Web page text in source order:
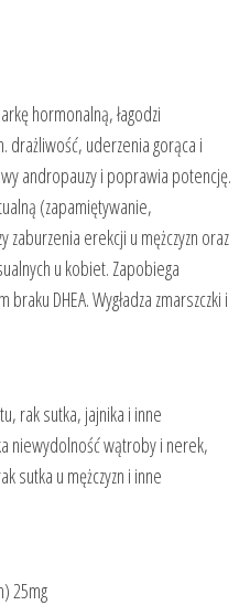
hormonalną, łagodzi
drażliwość, uderzenia gorąca i
andropauzy i poprawia potencję.
(zapamiętywanie,
erekcji u mężczyzn oraz
u kobiet. Zapobiega
DHEA. Wygładza zmarszczki i
rak sutka, jajnika i inne
niewydolność wątroby i nerek,
sutka u mężczyzn i inne
25mg